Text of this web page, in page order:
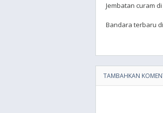
Jembatan curam
Bandara terbaru
TAMBAHKAN